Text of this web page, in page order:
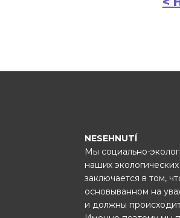
NESEHNUTÍ
Мы социально-
наших
заключается в том,
основыванном на
и должны